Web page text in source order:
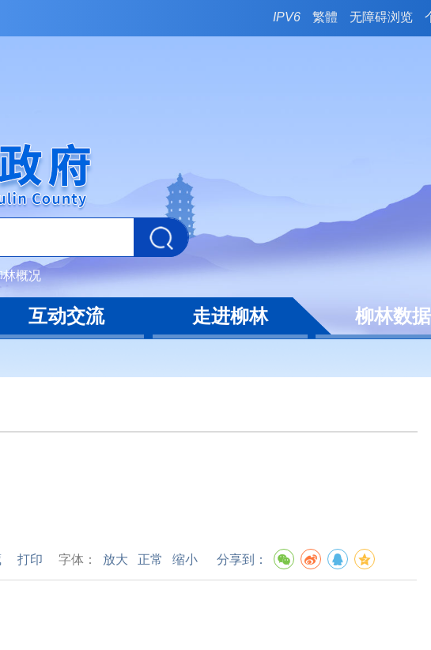
IPV6 繁體 无障碍浏览
林概况
互动交流 走进柳林 柳林数据
打印 字体： 放大 正常 缩小 分享到：